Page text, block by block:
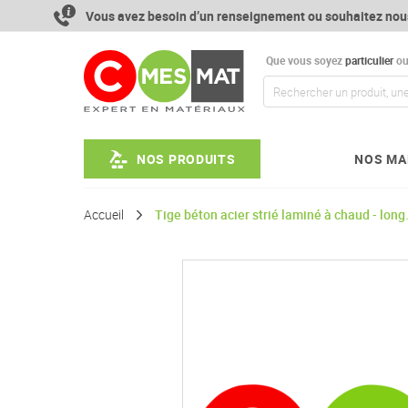
contenu
Vous avez besoin d’un renseignement ou souhaitez
Que vous soyezparticulierou
NOS PRODUITS NOS
Accueil Tige béton acier strié laminé à chaud -